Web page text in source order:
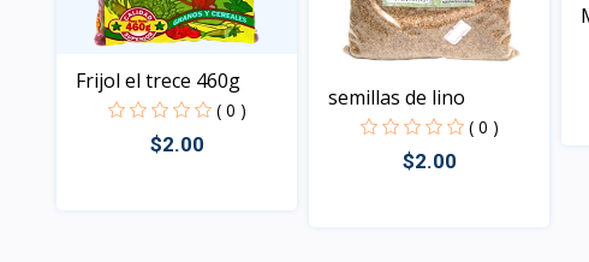
Frijol el trece 460g
( 0 )
$2.00
semillas de lino
( 0 )
$2.00